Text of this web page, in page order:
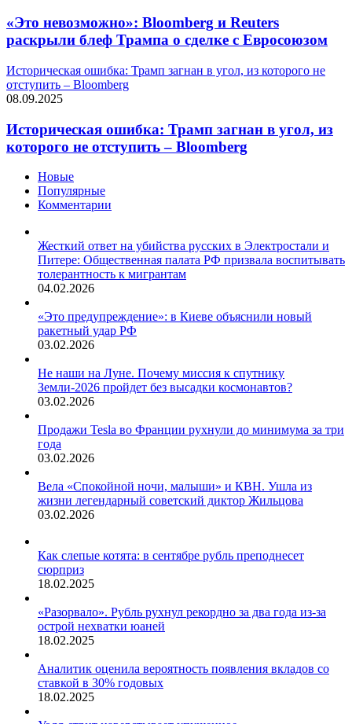
«Это невозможно»: Bloomberg и Reuters
раскрыли блеф Трампа о сделке с Евросоюзом
Историческая ошибка: Трамп загнан в угол, из которого не
отступить – Bloomberg
08.09.2025
Историческая ошибка: Трамп загнан в угол, из
которого не отступить – Bloomberg
Новые
Популярные
Комментарии
Жесткий ответ на убийства русских в Электростали и
Питере: Общественная палата РФ призвала воспитывать
толерантность к мигрантам
04.02.2026
«Это предупреждение»: в Киеве объяснили новый
ракетный удар РФ
03.02.2026
Не наши на Луне. Почему миссия к спутнику
Земли-2026 пройдет без высадки космонавтов?
03.02.2026
Продажи Tesla во Франции рухнули до минимума за три
года
03.02.2026
Вела «Спокойной ночи, малыши» и КВН. Ушла из
жизни легендарный советский диктор Жильцова
03.02.2026
Как слепые котята: в сентябре рубль преподнесет
сюрприз
18.02.2025
«Разорвало». Рубль рухнул рекордно за два года из-за
острой нехватки юаней
18.02.2025
Аналитик оценила вероятность появления вкладов со
ставкой в 30% годовых
18.02.2025